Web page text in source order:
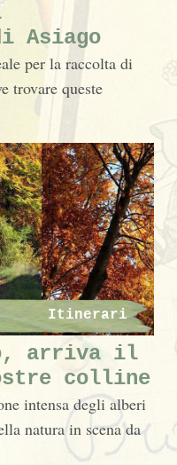
Asiago
per la raccolta di
trovare queste
Itinerari
arriva il
colline
intensa degli alberi
natura in scena da